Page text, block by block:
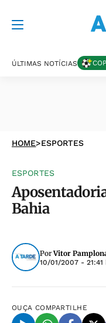
ÚLTIMAS NOTÍCIAS
HOME>ESPORTES
ESPORTES
Bahia
PorVitor
10/01/2007 - 21:41
OUÇA COMPARTILHE